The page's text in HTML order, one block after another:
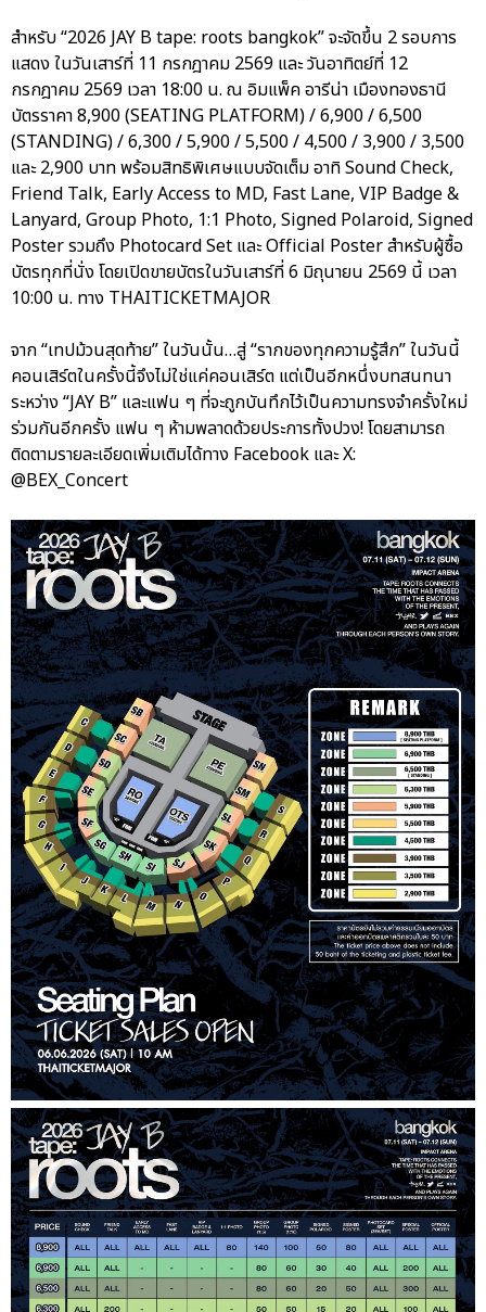
สำหรับ “2026 JAY B tape: roots bangkok” จะจัดขึ้น 2 รอบการ
แสดง ในวันเสาร์ที่ 11 กรกฎาคม 2569 และ วันอาทิตย์ที่ 12
กรกฎาคม 2569 เวลา 18:00 น. ณ อิมแพ็ค อารีน่า เมืองทองธานี
บัตรราคา 8,900 (SEATING PLATFORM) / 6,900 / 6,500
(STANDING) / 6,300 / 5,900 / 5,500 / 4,500 / 3,900 / 3,500
และ 2,900 บาท พร้อมสิทธิพิเศษแบบจัดเต็ม อาทิ Sound Check,
Friend Talk, Early Access to MD, Fast Lane, VIP Badge &
Lanyard, Group Photo, 1:1 Photo, Signed Polaroid, Signed
Poster รวมถึง Photocard Set และ Official Poster สำหรับผู้ซื้อ
บัตรทุกที่นั่ง โดยเปิดขายบัตรในวันเสาร์ที่ 6 มิถุนายน 2569 นี้ เวลา
10:00 น. ทาง THAITICKETMAJOR
จาก “เทปม้วนสุดท้าย” ในวันนั้น…สู่ “รากของทุกความรู้สึก” ในวันนี้
คอนเสิร์ตในครั้งนี้จึงไม่ใช่แค่คอนเสิร์ต แต่เป็นอีกหนึ่งบทสนทนา
ระหว่าง “JAY B” และแฟน ๆ ที่จะถูกบันทึกไว้เป็นความทรงจำครั้งใหม่
ร่วมกันอีกครั้ง แฟน ๆ ห้ามพลาดด้วยประการทั้งปวง! โดยสามารถ
ติดตามรายละเอียดเพิ่มเติมได้ทาง Facebook และ X:
@BEX_Concert